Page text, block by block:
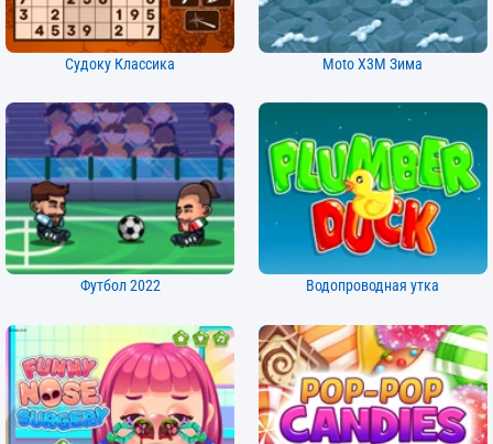
Судоку Классика Moto X3M Зима
Футбол 2022 Водопроводная утка